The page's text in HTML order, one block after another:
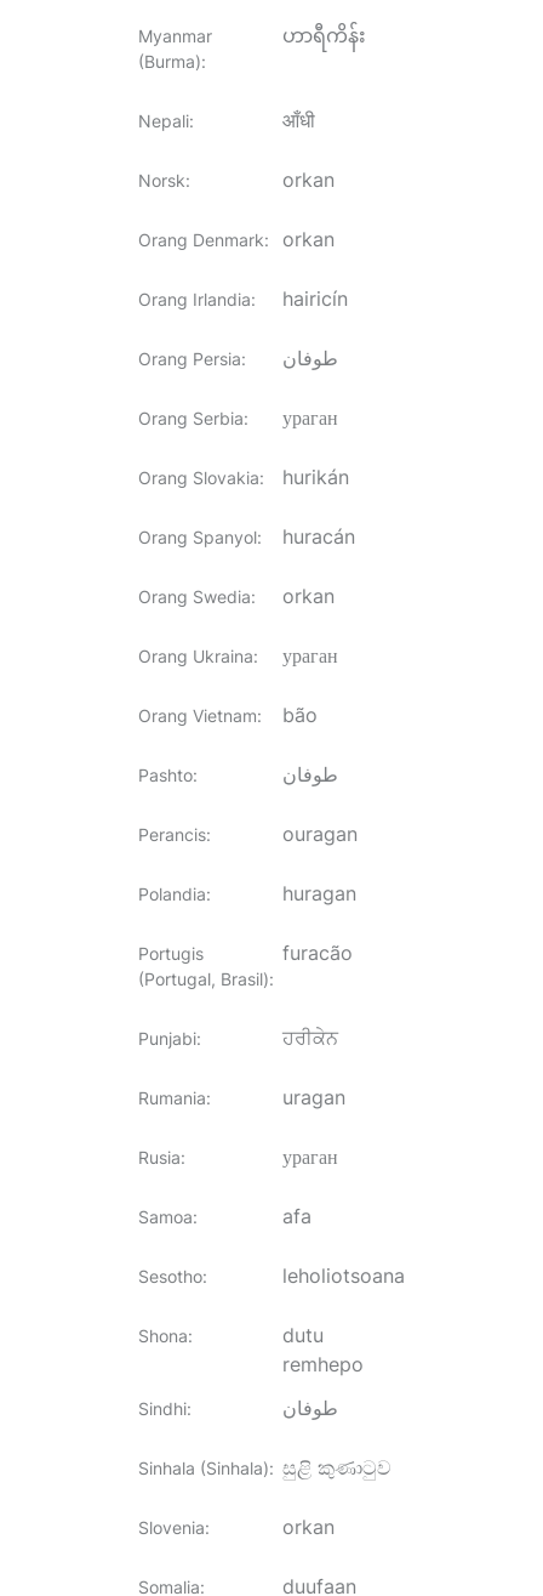
Myanmar
(Burma):
ဟာရီကိန်း
Nepali: आँधी
Norsk: orkan
Orang Denmark: orkan
Orang Irlandia: hairicín
Orang Persia: طوفان
Orang Serbia: ураган
Orang Slovakia: hurikán
Orang Spanyol: huracán
Orang Swedia: orkan
Orang Ukraina: ураган
Orang Vietnam: bão
Pashto: طوفان
Perancis: ouragan
Polandia: huragan
Portugis
(Portugal, Brasil):
furacão
Punjabi: ਹਰੀਕੇਨ
Rumania: uragan
Rusia: ураган
Samoa: afa
Sesotho: leholiotsoana
Shona:
dutu
remhepo
Sindhi: طوفان
Sinhala (Sinhala): සුළි කුණාටුව
Slovenia: orkan
Somalia: duufaan